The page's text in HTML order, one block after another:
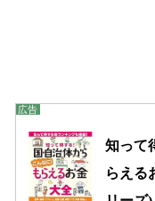
知って
らえる